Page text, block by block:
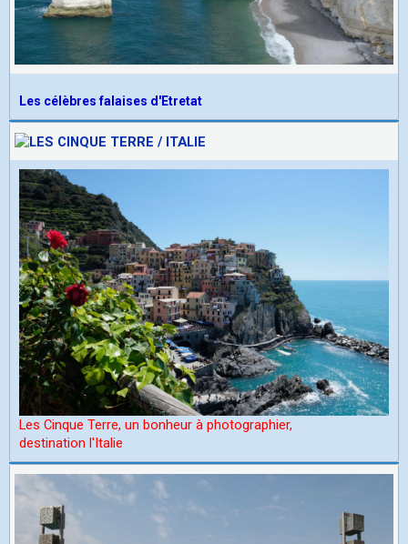
Les célèbres falaises d'Etretat
Les Cinque Terre, un bonheur à photographier,
destination l'Italie